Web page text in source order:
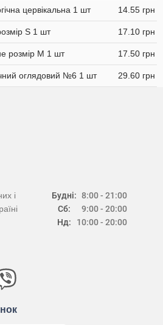
цервікальна 1 шт 14.55 грн
S 1 шт 17.10 грн
розмір M 1 шт 17.50 грн
оглядовий №6 1 шт 29.60 грн
Будні:
Сб:
Нд:
8:00 - 21:00
9:00 - 20:00
10:00 - 20:00
і